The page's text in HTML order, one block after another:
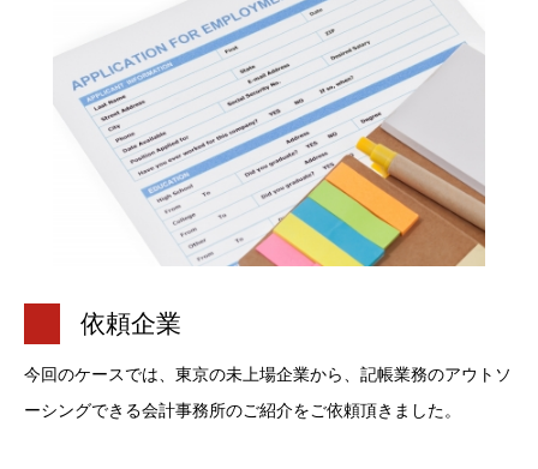
依頼企業
今回のケースでは、東京の未上場企業から、記帳業務のアウトソ
ーシングできる会計事務所のご紹介をご依頼頂きました。